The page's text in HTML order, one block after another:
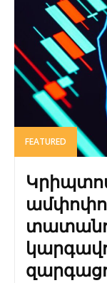
FEATURED